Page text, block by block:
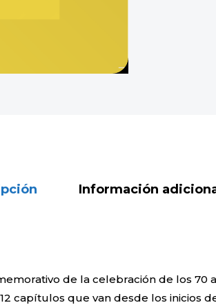
Información
de la celebración de los 70
capítulos que van desde los inicios